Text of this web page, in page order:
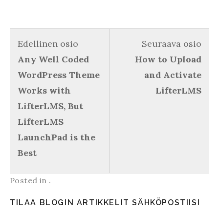
Edellinen osio
Any Well Coded
WordPress Theme
Works with
LifterLMS, But
LifterLMS
LaunchPad is the
Best
Lesson 3 within section
You must enroll in this
Seuraava osio
How to Upload
and Activate
LifterLMS
Posted in .
TILAA BLOGIN ARTIKKELIT SÄHKÖPOSTIISI